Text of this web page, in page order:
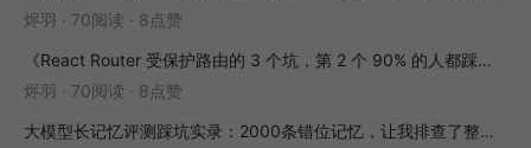
烬羽 · 70阅读 · 8点赞
《React Router 受保护路由的 3 个坑，第 2 个 90% 的人都踩过》
烬羽 · 70阅读 · 8点赞
大模型长记忆评测踩坑实录：2000条错位记忆，让我排查了整整3小时